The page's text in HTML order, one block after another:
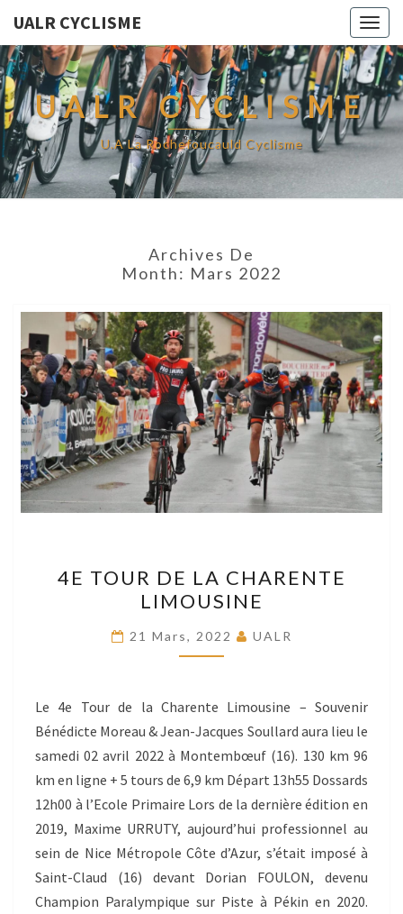
UALR CYCLISME
UALR CYCLISME
U.A La Rochefoucauld Cyclisme
Archives De
Month: Mars 2022
TOUR
DE
LA
CHARENTE
4E TOUR DE LA CHARENTE
LIMOUSINE
21 Mars, 2022 UALR
Le 4e Tour de la Charente Limousine – Souvenir
Bénédicte Moreau & Jean-Jacques Soullard aura lieu le
samedi 02 avril 2022 à Montembœuf (16). 130 km 96
km en ligne + 5 tours de 6,9 km Départ 13h55 Dossards
12h00 à l’Ecole Primaire Lors de la dernière édition en
2019, Maxime URRUTY, aujourd’hui professionnel au
sein de Nice Métropole Côte d’Azur, s’était imposé à
Saint-Claud (16) devant Dorian FOULON, devenu
Champion Paralympique sur Piste à Pékin en 2020.